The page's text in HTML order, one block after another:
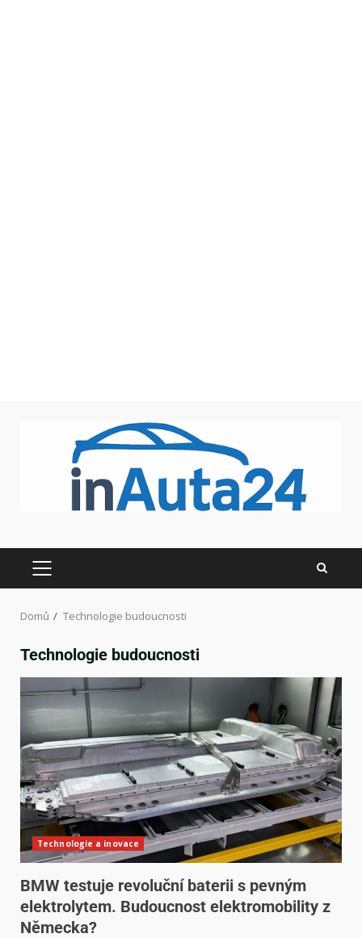
Domů Technologie budoucnosti
Technologie budoucnosti
Technologie a inovace
BMW testuje revoluční baterii s pevným
elektrolytem. Budoucnost elektromobility z
Německa?